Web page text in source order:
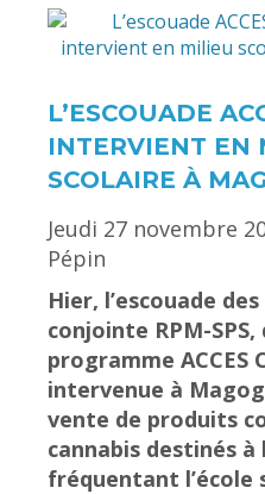
L’ESCOUADE
INTERVIENT EN
SCOLAIRE À
Jeudi 27 novembre
Pépin
Hier, l’escouade
conjointe RPM-
programme ACCES
intervenue à
vente de produits
cannabis destinés
fréquentant l’école